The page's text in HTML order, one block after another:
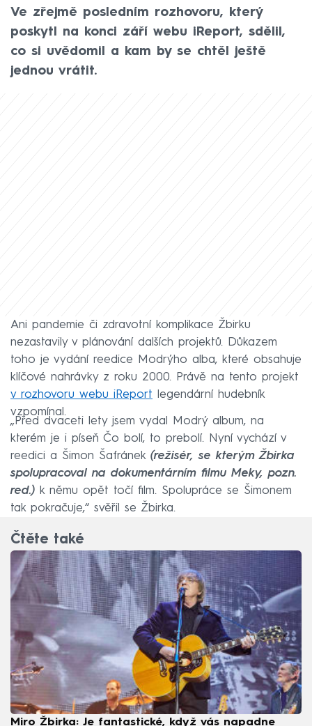
Ve zřejmě posledním rozhovoru, který
poskytl na konci září webu iReport, sdělil,
co si uvědomil a kam by se chtěl ještě
jednou vrátit.
Ani pandemie či zdravotní komplikace Žbirku
nezastavily v plánování dalších projektů. Důkazem
toho je vydání reedice Modrýho alba, které obsahuje
klíčové nahrávky z roku 2000. Právě na tento projekt
v rozhovoru webu iReport legendární hudebník
vzpomínal.
„Před dvaceti lety jsem vydal Modrý album, na
kterém je i píseň Čo bolí, to prebolí. Nyní vychází v
reedici a Šimon Šafránek (režisér, se kterým Žbirka
spolupracoval na dokumentárním filmu Meky, pozn.
red.) k němu opět točí film. Spolupráce se Šimonem
tak pokračuje,“ svěřil se Žbirka.
Čtěte také
Miro Žbirka: Je fantastické, když vás napadne